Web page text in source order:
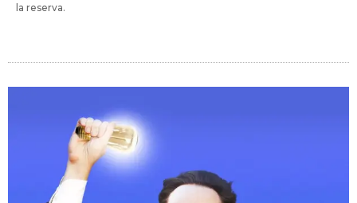
la reserva.